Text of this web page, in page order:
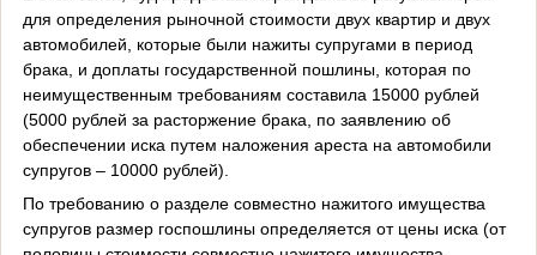
для определения рыночной стоимости двух квартир и двух
автомобилей, которые были нажиты супругами в период
брака, и доплаты государственной пошлины, которая по
неимущественным требованиям составила 15000 рублей
(5000 рублей за расторжение брака, по заявлению об
обеспечении иска путем наложения ареста на автомобили
супругов – 10000 рублей).
По требованию о разделе совместно нажитого имущества
супругов размер госпошлины определяется от цены иска (от